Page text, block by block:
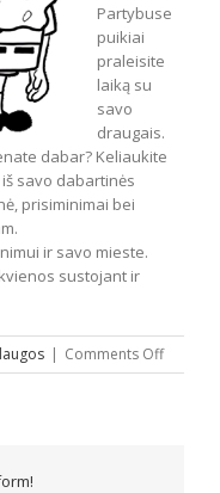
Partybuse
puikiai
praleisite
laiką su
savo
draugais.
dabar? Keliaukite
savo dabartinės
prisiminimai bei
ir savo mieste.
sustojant ir
| Comments Offon
Party-